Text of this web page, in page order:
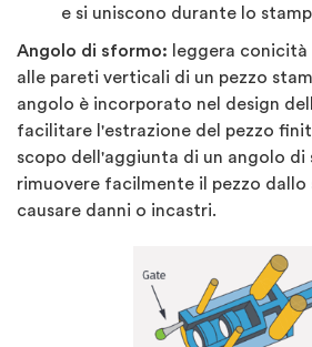
e si uniscono durante lo
Angolo di sformo:
leggera
alle pareti verticali di un pezzo
angolo è incorporato nel design
facilitare l'estrazione del pezzo
scopo dell'aggiunta di un angolo di
rimuovere facilmente il pezzo dallo
causare danni o incastri.